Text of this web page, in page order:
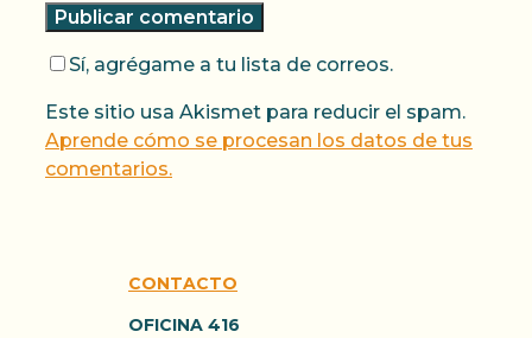
Sí, agrégame a tu lista de correos.
Este sitio usa Akismet para reducir el spam.
Aprende cómo se procesan los datos de tus
comentarios.
CONTACTO
OFICINA 416